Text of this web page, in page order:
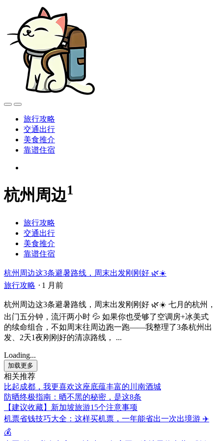
旅行攻略
交通出行
美食推介
靠谱住宿
杭州周边1
旅行攻略
交通出行
美食推介
靠谱住宿
杭州周边这3条避暑路线，周末出发刚刚好 🌿☀️
旅行攻略 ⋅ 1 月前
杭州周边这3条避暑路线，周末出发刚刚好 🌿☀️ 七月的杭州，
出门五分钟，流汗两小时 💦 如果你也受够了空调房+冰美式
的续命组合，不如周末往周边跑一跑——我整理了3条杭州出
发、2天1夜刚刚好的清凉路线， ...
Loading...
加载更多
相关推荐
比起成都，我更喜欢这座底蕴丰富的川南酒城
防晒终极指南：晒不黑的秘密，是这8条
【建议收藏】新加坡旅游15个注意事项
机票省钱技巧大全：这样买机票，一年能省出一次出境游 ✈️
💰